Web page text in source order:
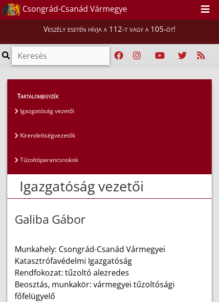
Csongrád-Csanád Vármegye
Veszély esetén hívja a 112-t vagy a 105-öt!
Magunkról
Igazgatóság vezetői
Tartalomjegyzék
Igazgatóság vezetői
Kirendeltségvezetők
Tűzoltóparancsnokok
Igazgatóság vezetői
Galiba Gábor
Munkahely: Csongrád-Csanád Vármegyei
Katasztrófavédelmi Igazgatóság
Rendfokozat: tűzoltó alezredes
Beosztás, munkakör: vármegyei tűzoltósági
főfelügyelő